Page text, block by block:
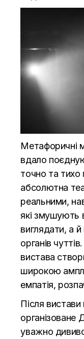
Метафоричні
вдало
точно та тихо
абсолютна
реальними,
які змушують
виглядати, а
органів
вистава
широкою
емпатія,
Після вистави
уважно